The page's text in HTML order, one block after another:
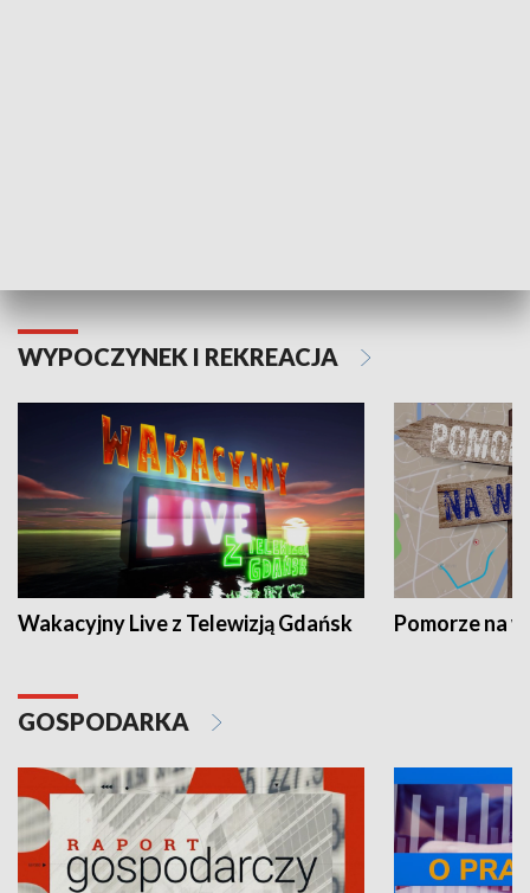
WYPOCZYNEK I REKREACJA
Wakacyjny Live z Telewizją Gdańsk Pomorze na
GOSPODARKA